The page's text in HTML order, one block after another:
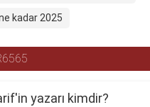
kadar 2025